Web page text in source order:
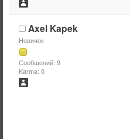
Axel Kapek
Новичок
Сообщений: 9
Karma: 0